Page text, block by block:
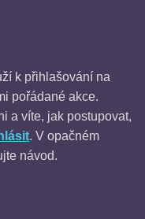
k přihlašování na
pořádané akce.
a víte, jak postupovat,
. V opačném
návod.